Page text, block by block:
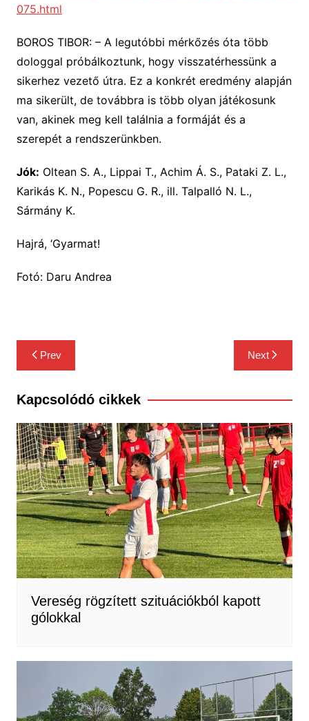
075.html
BOROS TIBOR: – A legutóbbi mérkőzés óta több
dologgal próbálkoztunk, hogy visszatérhessünk a
sikerhez vezető útra. Ez a konkrét eredmény alapján
ma sikerült, de továbbra is több olyan játékosunk
van, akinek meg kell találnia a formáját és a
szerepét a rendszerünkben.
Jók: Oltean S. A., Lippai T., Achim Á. S., Pataki Z. L.,
Karikás K. N., Popescu G. R., ill. Talpalló N. L.,
Sármány K.
Hajrá, ‘Gyarmat!
Fotó: Daru Andrea
Bejegyzés
navigáció
Prev Next
Kapcsolódó cikkek
Vereség rögzített szituációkból kapott
gólokkal